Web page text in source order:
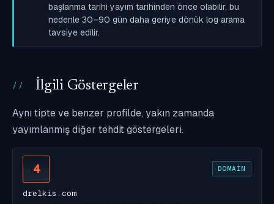
başlanma tarihi yayım tarihinden önce olabilir, bu
nedenle 30–90 gün daha geriye dönük log arama
tavsiye edilir.
İlgili Göstergeler
Aynı tipte ve benzer profilde, yakın zamanda
yayımlanmış diğer tehdit göstergeleri.
4 DOMAIN
drelkis.com